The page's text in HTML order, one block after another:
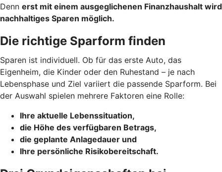
Denn erst mit einem ausgeglichenen Finanzhaushalt wird
nachhaltiges Sparen möglich.
Die richtige Sparform finden
Sparen ist individuell. Ob für das erste Auto, das
Eigenheim, die Kinder oder den Ruhestand – je nach
Lebensphase und Ziel variiert die passende Sparform. Bei
der Auswahl spielen mehrere Faktoren eine Rolle:
Ihre aktuelle Lebenssituation,
die Höhe des verfügbaren Betrags,
die geplante Anlagedauer und
Ihre persönliche Risikobereitschaft.